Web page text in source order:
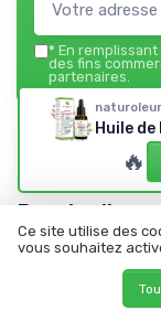
* En remplissant
des fins
partenaires.
Mes
Ajoutez-nous
Parole
Huile
🔥
Ce site utilise des
vous souhaitez